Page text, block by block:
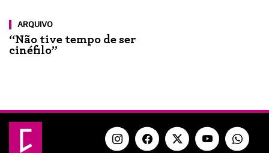
ARQUIVO
“Não tive tempo de ser
cinéfilo”